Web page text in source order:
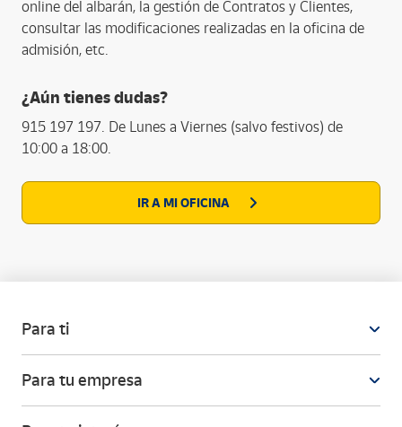
online del albarán, la gestión de Contratos y Clientes,
consultar las modificaciones realizadas en la oficina de
admisión, etc.
¿Aún tienes dudas?
915 197 197. De Lunes a Viernes (salvo festivos) de
10:00 a 18:00.
IR A MI OFICINA
Para ti
Para tu empresa